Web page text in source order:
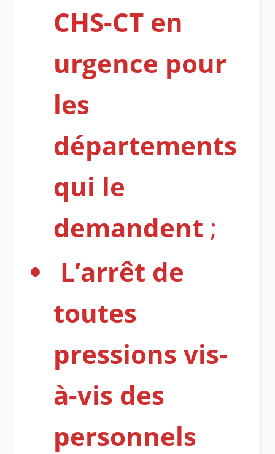
CHS-CT en
urgence pour
les
départements
qui le
demandent ;
L’arrêt de
toutes
pressions vis-
à-vis des
personnels